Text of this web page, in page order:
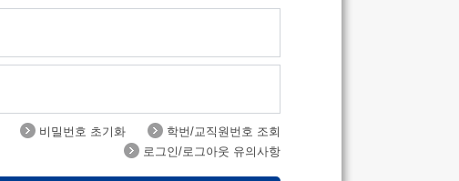
비밀번호 초기화
학번/교직원번호 조회
로그인/로그아웃 유의사항